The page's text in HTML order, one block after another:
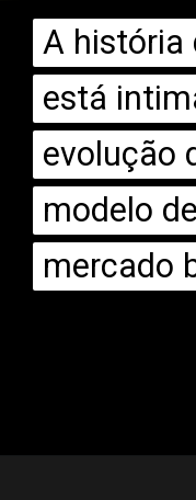
A história
está
evolução
modelo
mercado
A história
está
evolução
modelo
mercado